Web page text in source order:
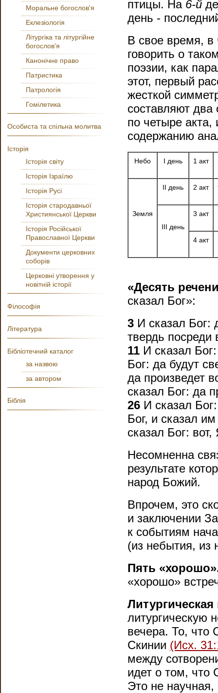
птицы. На 6-й
день -
В свое время, в
говорить о
поэзии, как
этот, первый
жесткой
составляют
по четыре акта,
содержанию
Небо I день 1 акт
Земля
II день 2 акт
III день
3 акт
4 акт
«Десять
сказал Бог»:
3 И сказал Бог:
твердь
11 И сказал
Бог: да будут
да произведет
сказал Бог: да
26 И сказал
Бог, и сказал
сказал Бог:
Несомненна
результате
народ Божий.
Впрочем, это
и заключении
к событиям
(из небытия, из
Пять
«хорошо»
литургическую
вечера. То, что
Скинии (Исх.
между
идет о том, что
Это не научная,
Моральне богослов'я
Еклезіологія
Літургіка та літургійне
богослов'я
Канонічне право
Патристика
Патрологія
Гомілетика
Особиста та спільна молитва
Історія
Історія світу
Історія Ізраїлю
Історія Русі
Історія стародавньої
Християнської Церкви
Історія Російської
Православної Церкви
Документи церковних
соборів
Церковні утворення у
новітній історії
Філософія
Література
Бібліотечний каталог
за назвою
за автором
Біблія